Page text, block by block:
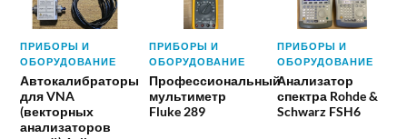
ПРИБОРЫ И
ОБОРУДОВАНИЕ
Автокалибраторы
для VNA
(векторных
анализаторов
ПРИБОРЫ И
ОБОРУДОВАНИЕ
Профессиональный
мультиметр
Fluke 289
ПРИБОРЫ И
ОБОРУДОВАНИЕ
Анализатор
спектра Rohde &
Schwarz FSH6